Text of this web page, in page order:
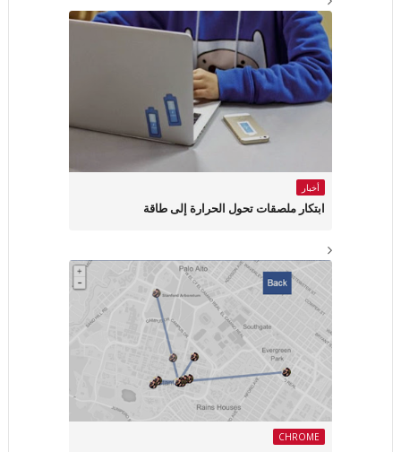
أخبار
ابتكار ملصقات تحول الحرارة إلى طاقة
CHROME